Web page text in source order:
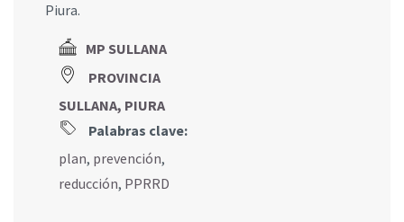
Piura.
MP SULLANA
PROVINCIA
SULLANA, PIURA
Palabras clave:
plan, prevención,
reducción, PPRRD